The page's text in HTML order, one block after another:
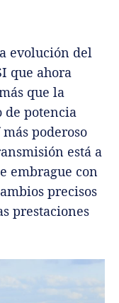
evolución del
que ahora
que la
de potencia
poderoso
está a
embrague con
precisos
prestaciones